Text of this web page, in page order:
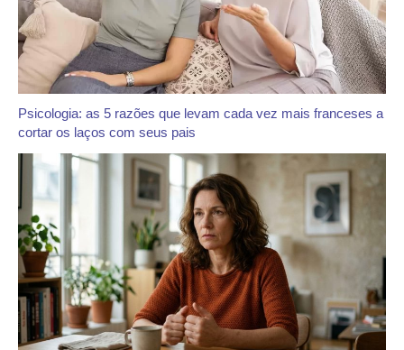
Psicologia: as 5 razões que levam cada vez mais franceses a
cortar os laços com seus pais